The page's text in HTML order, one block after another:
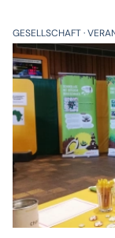
GESELLSCHAFT